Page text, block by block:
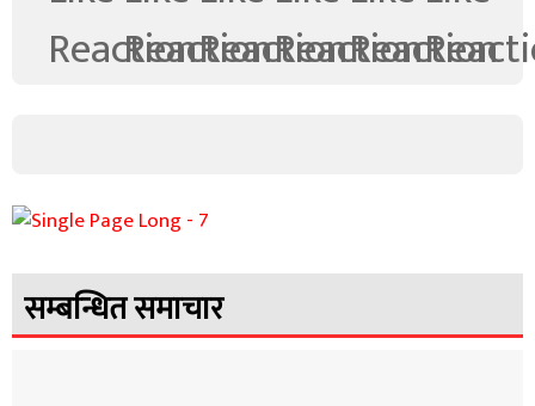
सम्बन्धित समाचार